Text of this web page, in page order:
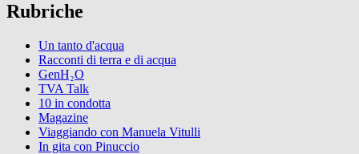
Rubriche
Un tanto d'acqua
Racconti di terra e di acqua
GenH₂O
TVA Talk
10 in condotta
Magazine
Viaggiando con Manuela Vitulli
In gita con Pinuccio